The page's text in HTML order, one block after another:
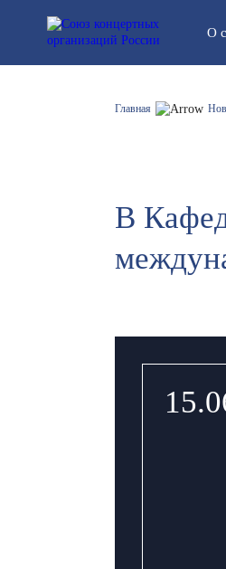
О
Главная
В